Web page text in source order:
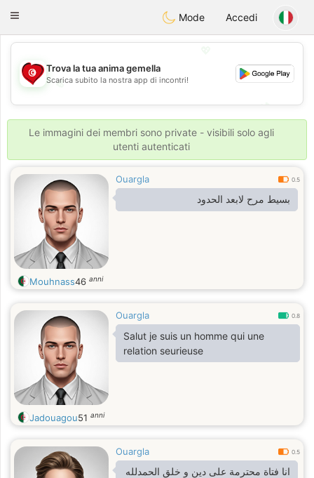
Tunisia Dating
Toggle
Mode Accedi
💖
💕
💕
Trova la tua anima gemella
Scarica subito la nostra app di incontri!
Le immagini dei membri sono private - visibili solo agli
utenti autenticati
Ouargla 0.5
بسيط مرح لابعد الحدود
Mouhnass46 anni
Ouargla 0.8
Salut je suis un homme qui une
relation seurieuse
Jadouagou51 anni
Ouargla 0.5
انا فتاة محترمة على دين و خلق الحمدلله